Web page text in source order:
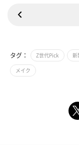
タグ： Z世代Pick 新
メイク